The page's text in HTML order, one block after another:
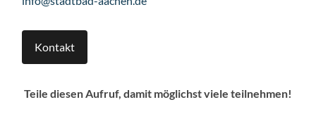
Kontakt
Teile diesen Aufruf, damit möglichst viele teilnehmen!